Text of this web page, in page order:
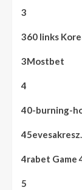
3
360 links
3Mostbet
4
40-burning-
4rabet Game
5